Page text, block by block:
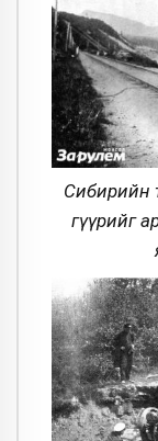
Сибирийн
гүүрийг